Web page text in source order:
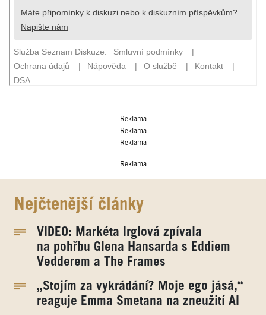
Reklama
Reklama
Reklama
Reklama
Nejčtenější články
VIDEO: Markéta Irglová zpívala
na pohřbu Glena Hansarda s Eddiem
Vedderem a The Frames
„Stojím za vykrádání? Moje ego jásá,“
reaguje Emma Smetana na zneužití AI